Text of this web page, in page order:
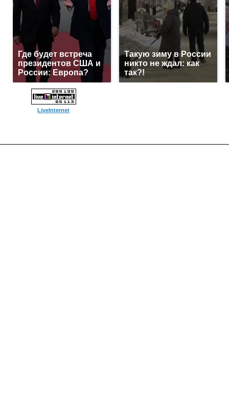
Где будет встреча
президентов США и
России: Европа?
Такую зиму в России
никто не ждал: как
так?!
LiveInternet